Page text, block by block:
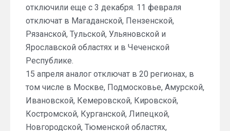
отключили еще с 3 декабря. 11 февраля
отключат в Магаданской, Пензенской,
Рязанской, Тульской, Ульяновской и
Ярославской областях и в Чеченской
Республике.
15 апреля аналог отключат в 20 регионах, в
том числе в Москве, Подмосковье, Амурской,
Ивановской, Кемеровской, Кировской,
Костромской, Курганской, Липецкой,
Новгородской, Тюменской областях,